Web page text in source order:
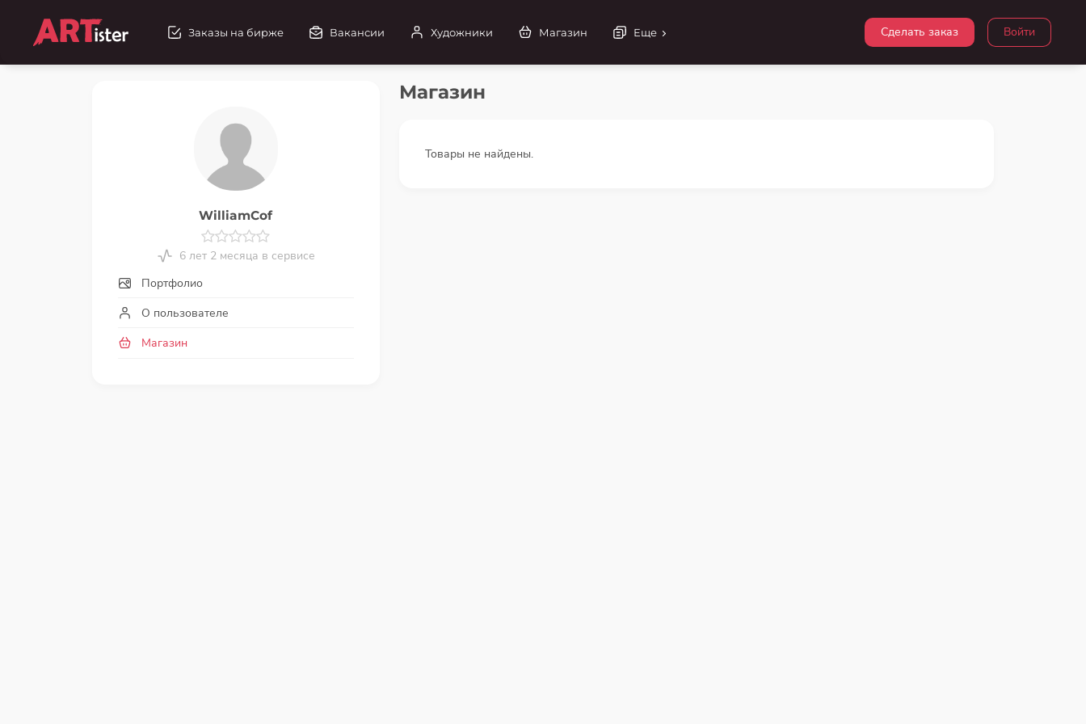
Войти
Сделать заказ
Заказы на бирже Вакансии Художники Магазин Еще
WilliamCof
6 лет 2 месяца в сервисе
Портфолио
О пользователе
Магазин
Магазин
Товары не найдены.